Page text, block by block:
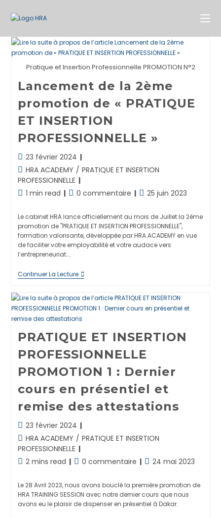
Pratique et Insertion Professionnelle PROMOTION N°2
Lancement de la 2ème
promotion de « PRATIQUE
ET INSERTION
PROFESSIONNELLE »
Dernière
modification
de
la
publication :
23 février 2024
Post
category:
HRA ACADEMY / PRATIQUE ET INSERTION
PROFESSIONNELLE
Temps
lecture :
1 min read
Commentaires
la
publication :
0 commentaire
Publication
25 juin 2023
Le cabinet HRA lance officiellement au mois de Juillet la 2ème
promotion de "PRATIQUE ET INSERTION PROFESSIONNELLE",
formation valorisante, développée par HRA ACADEMY en vue
de faciliter votre employabilité et votre audace vers
l’entrepreneuriat.…
Continuer La LectureLancement
De
2ème
Promotion
De
« PRATIQUE
INSERTION
PRATIQUE ET INSERTION
PROFESSIONNELLE
PROMOTION 1 : Dernier
cours en présentiel et
remise des attestations
Dernière
modification
de
la
publication :
23 février 2024
Post
category:
HRA ACADEMY / PRATIQUE ET INSERTION
PROFESSIONNELLE
Temps
lecture :
2 mins read
Commentaires
la
publication :
0 commentaire
Publication
24 mai 2023
Le 28 Avril 2023, nous avons bouclé la première promotion de
HRA TRAINING SESSION avec notre dernier cours que nous
avons eu le plaisir de dispenser en présentiel à Dakar.